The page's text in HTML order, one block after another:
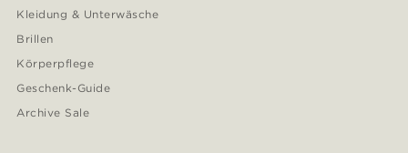
Kleidung & Unterwäsche
Brillen
Körperpflege
Geschenk-Guide
Archive Sale